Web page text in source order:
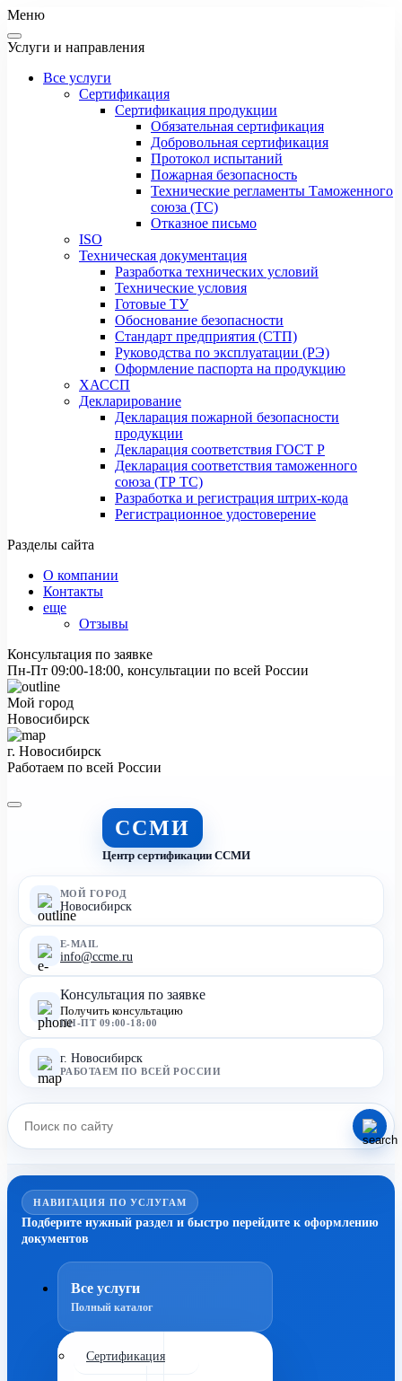
Меню
Услуги и направления
Все услуги
Сертификация
Сертификация продукции
Обязательная сертификация
Добровольная сертификация
Протокол испытаний
Пожарная безопасность
Технические регламенты Таможенного
союза (ТС)
Отказное письмо
ISO
Техническая документация
Разработка технических условий
Технические условия
Готовые ТУ
Обоснование безопасности
Стандарт предприятия (СТП)
Руководства по эксплуатации (РЭ)
Оформление паспорта на продукцию
ХАССП
Декларирование
Декларация пожарной безопасности
продукции
Декларация соответствия ГОСТ Р
Декларация соответствия таможенного
союза (ТР ТС)
Разработка и регистрация штрих-кода
Регистрационное удостоверение
Разделы сайта
О компании
Контакты
еще
Отзывы
Консультация по заявке
Пн-Пт 09:00-18:00, консультации по всей России
Мой город
Новосибирск
г. Новосибирск
Работаем по всей России
ССМИ
Центр сертификации ССМИ
МОЙ ГОРОД
Новосибирск
E-MAIL
info@ccme.ru
Консультация по заявке
Получить консультацию
ПН-ПТ 09:00-18:00
г. Новосибирск
РАБОТАЕМ ПО ВСЕЙ РОССИИ
НАВИГАЦИЯ ПО УСЛУГАМ
Подберите нужный раздел и быстро перейдите к оформлению
документов
Все услуги
Полный каталог
Сертификация